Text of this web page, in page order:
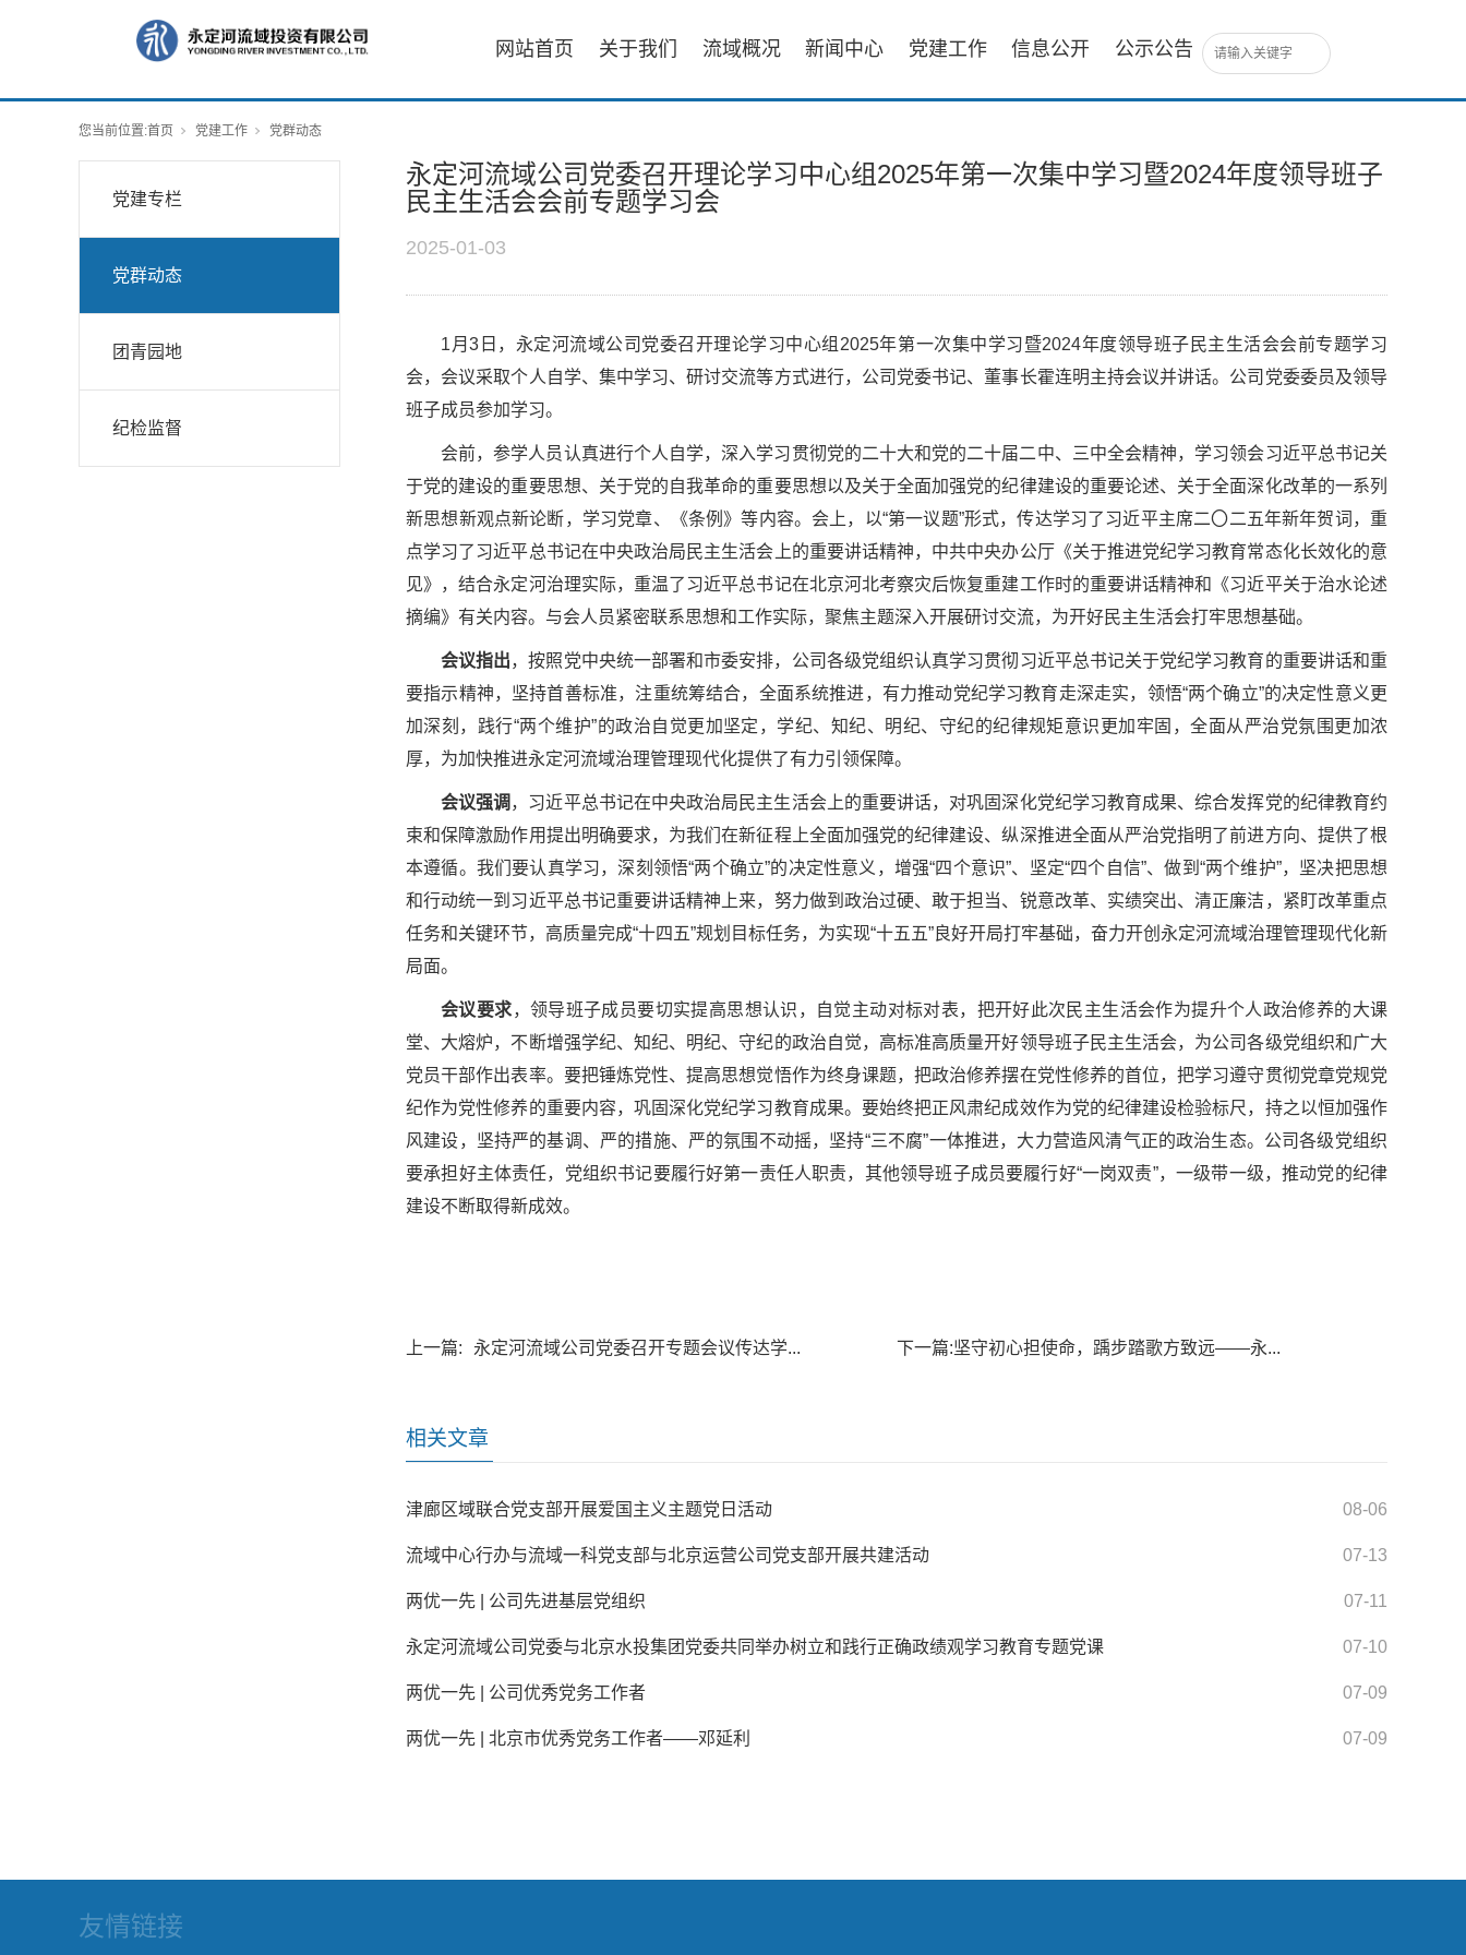
网站首页 关于我们 流域概况 新闻中心 党建工作 信息公开 公示公告
您当前位置:首页 党建工作 党群动态
党建专栏
党群动态
团青园地
纪检监督
永定河流域公司党委召开理论学习中心组2025年第一次集中学习暨2024年度领导班子
民主生活会会前专题学习会
2025-01-03
1月3日，永定河流域公司党委召开理论学习中心组2025年第一次集中学习暨2024年度领导班子民主生活会会前专题学习
会，会议采取个人自学、集中学习、研讨交流等方式进行，公司党委书记、董事长霍连明主持会议并讲话。公司党委委员及领导
班子成员参加学习。
会前，参学人员认真进行个人自学，深入学习贯彻党的二十大和党的二十届二中、三中全会精神，学习领会习近平总书记关
于党的建设的重要思想、关于党的自我革命的重要思想以及关于全面加强党的纪律建设的重要论述、关于全面深化改革的一系列
新思想新观点新论断，学习党章、《条例》等内容。会上，以“第一议题”形式，传达学习了习近平主席二〇二五年新年贺词，重
点学习了习近平总书记在中央政治局民主生活会上的重要讲话精神，中共中央办公厅《关于推进党纪学习教育常态化长效化的意
见》，结合永定河治理实际，重温了习近平总书记在北京河北考察灾后恢复重建工作时的重要讲话精神和《习近平关于治水论述
摘编》有关内容。与会人员紧密联系思想和工作实际，聚焦主题深入开展研讨交流，为开好民主生活会打牢思想基础。
会议指出，按照党中央统一部署和市委安排，公司各级党组织认真学习贯彻习近平总书记关于党纪学习教育的重要讲话和重
要指示精神，坚持首善标准，注重统筹结合，全面系统推进，有力推动党纪学习教育走深走实，领悟“两个确立”的决定性意义更
加深刻，践行“两个维护”的政治自觉更加坚定，学纪、知纪、明纪、守纪的纪律规矩意识更加牢固，全面从严治党氛围更加浓
厚，为加快推进永定河流域治理管理现代化提供了有力引领保障。
会议强调 ，习近平总书记在中央政治局民主生活会上的重要讲话，对巩固深化党纪学习教育成果、综合发挥党的纪律教育约
束和保障激励作用提出明确要求，为我们在新征程上全面加强党的纪律建设、纵深推进全面从严治党指明了前进方向、提供了根
本遵循。我们要认真学习，深刻领悟“两个确立”的决定性意义，增强“四个意识”、坚定“四个自信”、做到“两个维护”，坚决把思想
和行动统一到习近平总书记重要讲话精神上来，努力做到政治过硬、敢于担当、锐意改革、实绩突出、清正廉洁，紧盯改革重点
任务和关键环节，高质量完成“十四五”规划目标任务，为实现“十五五”良好开局打牢基础，奋力开创永定河流域治理管理现代化新
局面。
会议要求，领导班子成员要切实提高思想认识，自觉主动对标对表，把开好此次民主生活会作为提升个人政治修养的大课
堂、大熔炉，不断增强学纪、知纪、明纪、守纪的政治自觉，高标准高质量开好领导班子民主生活会，为公司各级党组织和广大
党员干部作出表率。要把锤炼党性、提高思想觉悟作为终身课题，把政治修养摆在党性修养的首位，把学习遵守贯彻党章党规党
纪作为党性修养的重要内容，巩固深化党纪学习教育成果。要始终把正风肃纪成效作为党的纪律建设检验标尺，持之以恒加强作
风建设，坚持严的基调、严的措施、严的氛围不动摇，坚持“三不腐”一体推进，大力营造风清气正的政治生态。公司各级党组织
要承担好主体责任，党组织书记要履行好第一责任人职责，其他领导班子成员要履行好“一岗双责”，一级带一级，推动党的纪律
建设不断取得新成效。
上一篇: 永定河流域公司党委召开专题会议传达学... 下一篇:坚守初心担使命，踽步踏歌方致远——永...
相关文章
津廊区域联合党支部开展爱国主义主题党日活动 08-06
流域中心行办与流域一科党支部与北京运营公司党支部开展共建活动 07-13
两优一先 | 公司先进基层党组织 07-11
永定河流域公司党委与北京水投集团党委共同举办树立和践行正确政绩观学习教育专题党课 07-10
两优一先 | 公司优秀党务工作者 07-09
两优一先 | 北京市优秀党务工作者——邓延利 07-09
友情链接